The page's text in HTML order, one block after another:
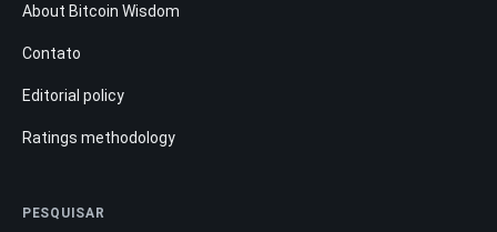
About Bitcoin Wisdom
Contato
Editorial policy
Ratings methodology
PESQUISAR